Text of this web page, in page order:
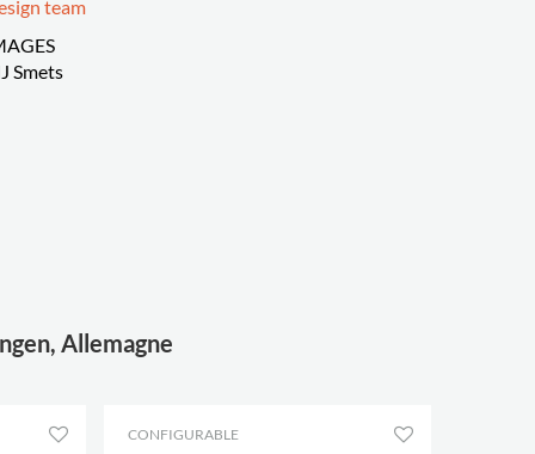
team
Smets
Allemagne
CONFIGURABLE